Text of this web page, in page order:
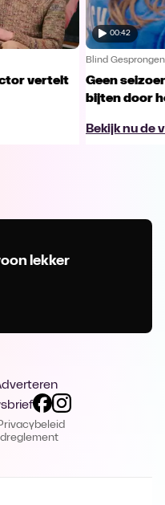
vertelt
00:42
Blind Gesprongen
Geen
bijten door
Bekijk nu de
lekker